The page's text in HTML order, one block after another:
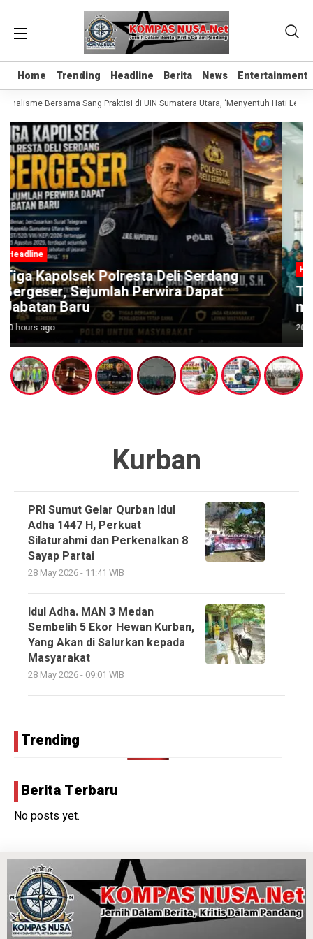
Home Trending Headline Berita News Entertainment
Home Trending Headline Berita News Entertainment
Bersama Sang Praktisi di UIN Sumatera Utara, ‘Menyentuh Hati Lewat
Headline
TP PKK) Kabupaten Deli Serdang
menggelar LP3PKK Tahun 2026
20 hours ago
Kurban
PRI Sumut Gelar Qurban Idul
Adha 1447 H, Perkuat
Silaturahmi dan Perkenalkan 8
Sayap Partai
28 May 2026 - 11:41 WIB
Idul Adha. MAN 3 Medan
Sembelih 5 Ekor Hewan Kurban,
Yang Akan di Salurkan kepada
Masyarakat
28 May 2026 - 09:01 WIB
Trending
Berita Terbaru
No posts yet.